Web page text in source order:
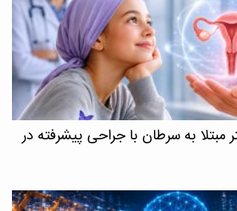
به سرطان با جراحی پیشرفته در